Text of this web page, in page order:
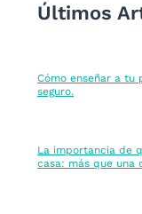
Últimos
Cómo enseñar a tu
seguro.
La importancia de
casa: más que una